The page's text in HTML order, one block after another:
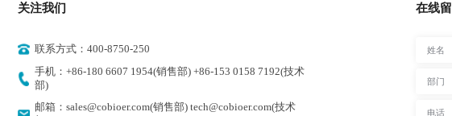
关注我们
联系方式：400-8750-250
手机：+86-180 6607 1954(销售部) +86-153 0158 7192(技术
部)
邮箱：sales@cobioer.com(销售部) tech@cobioer.com(技术
在线